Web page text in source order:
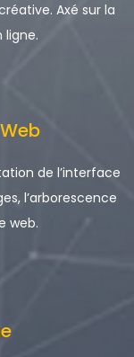
Axé sur la
ligne.
de l’interface
l’arborescence
web.